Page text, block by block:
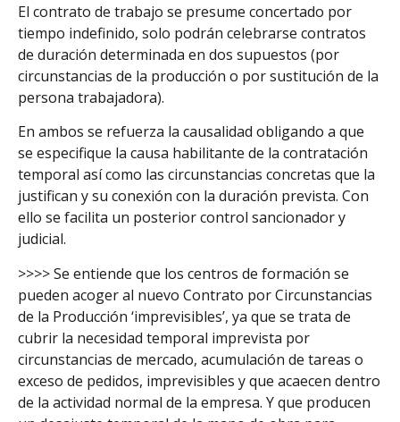
El contrato de trabajo se presume concertado por
tiempo indefinido, solo podrán celebrarse contratos
de duración determinada en dos supuestos (por
circunstancias de la producción o por sustitución de la
persona trabajadora).
En ambos se refuerza la causalidad obligando a que
se especifique la causa habilitante de la contratación
temporal así como las circunstancias concretas que la
justifican y su conexión con la duración prevista. Con
ello se facilita un posterior control sancionador y
judicial.
>>>> Se entiende que los centros de formación se
pueden acoger al nuevo Contrato por Circunstancias
de la Producción ‘imprevisibles’, ya que se trata de
cubrir la necesidad temporal imprevista por
circunstancias de mercado, acumulación de tareas o
exceso de pedidos, imprevisibles y que acaecen dentro
de la actividad normal de la empresa. Y que producen